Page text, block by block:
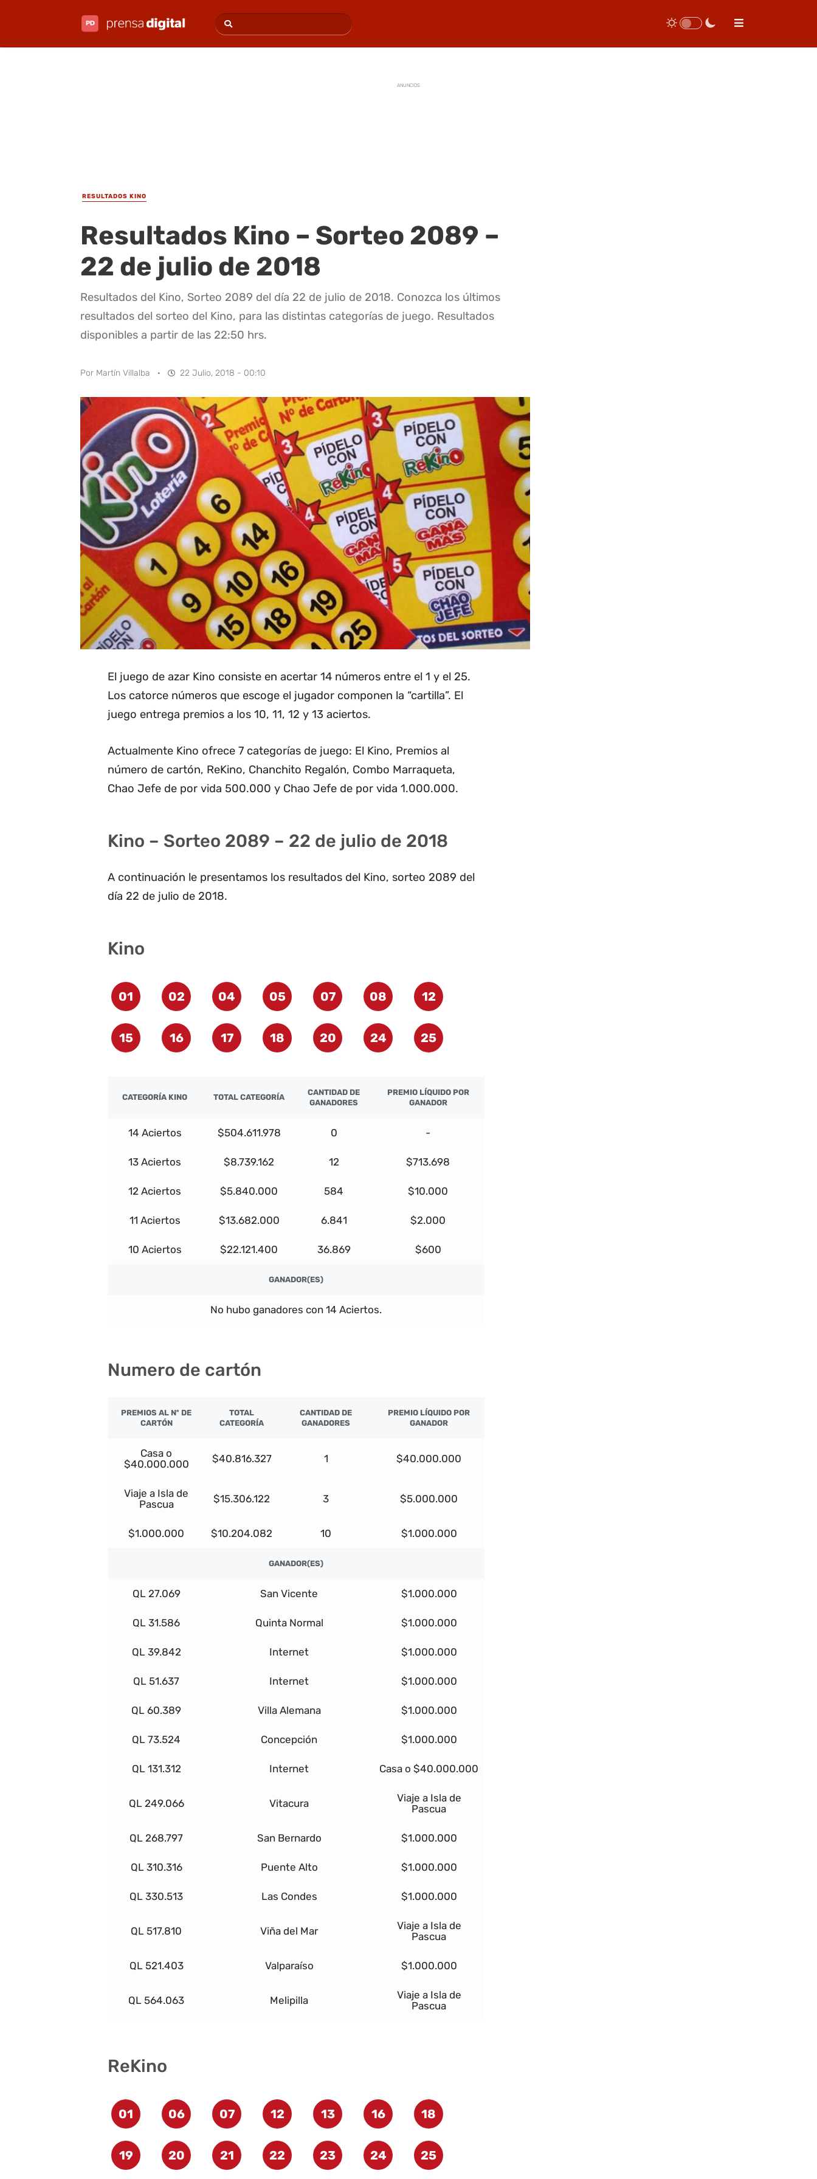
ANUNCIOS
RESULTADOS KINO
Resultados Kino – Sorteo 2089 –
22 de julio de 2018
Resultados del Kino, Sorteo 2089 del día 22 de julio de 2018. Conozca los últimos
resultados del sorteo del Kino, para las distintas categorías de juego. Resultados
disponibles a partir de las 22:50 hrs.
Por Martín Villalba · 22 Julio, 2018 - 00:10
El juego de azar Kino consiste en acertar 14 números entre el 1 y el 25.
Los catorce números que escoge el jugador componen la “cartilla”. El
juego entrega premios a los 10, 11, 12 y 13 aciertos.
Actualmente Kino ofrece 7 categorías de juego: El Kino, Premios al
número de cartón, ReKino, Chanchito Regalón, Combo Marraqueta,
Chao Jefe de por vida 500.000 y Chao Jefe de por vida 1.000.000.
Kino – Sorteo 2089 – 22 de julio de 2018
A continuación le presentamos los resultados del Kino, sorteo 2089 del
día 22 de julio de 2018.
Kino
01 02 04 05 07 08 12
15 16 17 18 20 24 25
CATEGORÍA KINO TOTAL CATEGORÍA
CANTIDAD DE
GANADORES
PREMIO LÍQUIDO POR
GANADOR
14 Aciertos $504.611.978 0 -
13 Aciertos $8.739.162 12 $713.698
12 Aciertos $5.840.000 584 $10.000
11 Aciertos $13.682.000 6.841 $2.000
10 Aciertos $22.121.400 36.869 $600
GANADOR(ES)
No hubo ganadores con 14 Aciertos.
Numero de cartón
PREMIOS AL Nº DE
CARTÓN
TOTAL
CATEGORÍA
CANTIDAD DE
GANADORES
PREMIO LÍQUIDO POR
GANADOR
Casa o
$40.000.000
$40.816.327 1 $40.000.000
Viaje a Isla de
Pascua
$15.306.122 3 $5.000.000
$1.000.000 $10.204.082 10 $1.000.000
GANADOR(ES)
QL 27.069 San Vicente $1.000.000
QL 31.586 Quinta Normal $1.000.000
QL 39.842 Internet $1.000.000
QL 51.637 Internet $1.000.000
QL 60.389 Villa Alemana $1.000.000
QL 73.524 Concepción $1.000.000
QL 131.312 Internet Casa o $40.000.000
QL 249.066 Vitacura
Viaje a Isla de
Pascua
QL 268.797 San Bernardo $1.000.000
QL 310.316 Puente Alto $1.000.000
QL 330.513 Las Condes $1.000.000
QL 517.810 Viña del Mar
Viaje a Isla de
Pascua
QL 521.403 Valparaíso $1.000.000
QL 564.063 Melipilla
Viaje a Isla de
Pascua
ReKino
01 06 07 12 13 16 18
19 20 21 22 23 24 25